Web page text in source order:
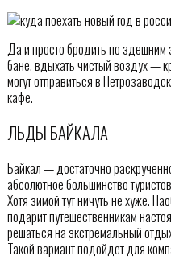
Да и просто бродить по
бане, вдыхать чистый воздух —
могут отправиться в
кафе.
ЛЬДЫ БАЙКАЛА
Байкал — достаточно
абсолютное большинство
Хотя зимой тут ничуть не хуже.
подарит путешественникам
решаться на экстремальный
Такой вариант подойдет для